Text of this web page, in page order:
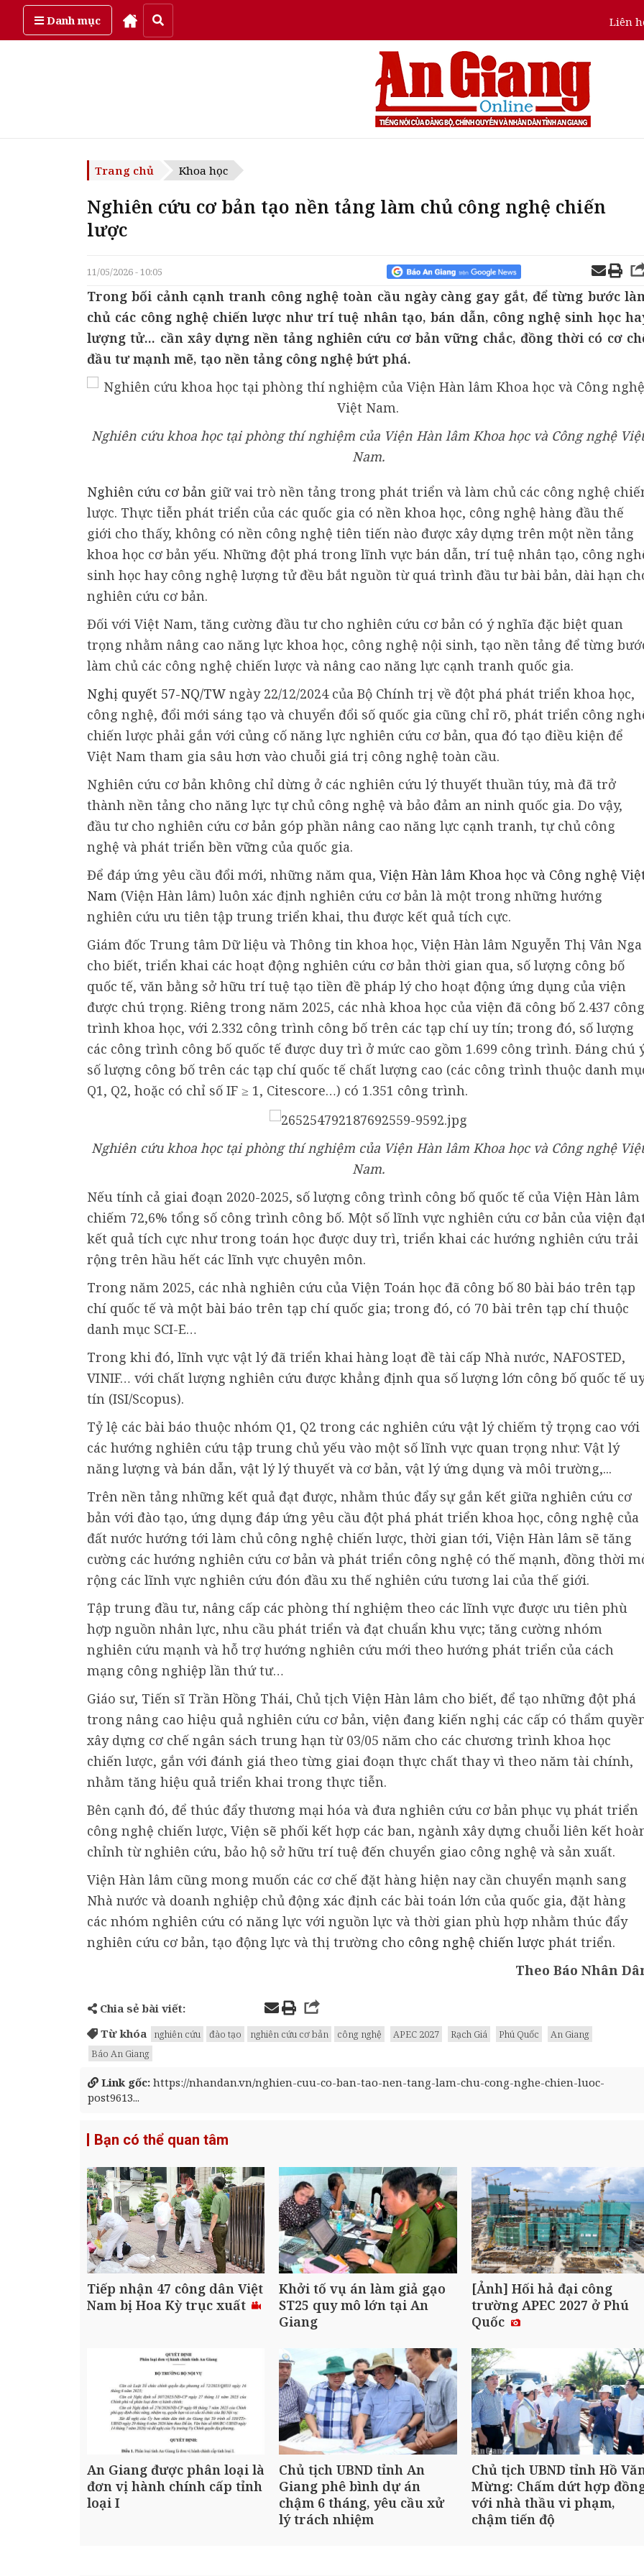
Danh mục Liên
Thứ sáu, ngày 7/08/2026
Trang chủ Khoa học
Nghiên cứu cơ bản tạo nền tảng làm chủ công nghệ chiến
lược
11/05/2026 - 10:05
Trong bối cảnh cạnh tranh công nghệ toàn cầu ngày càng gay gắt, để từng bước
chủ các công nghệ chiến lược như trí tuệ nhân tạo, bán dẫn, công nghệ sinh học
lượng tử... cần xây dựng nền tảng nghiên cứu cơ bản vững chắc, đồng thời có cơ
đầu tư mạnh mẽ, tạo nền tảng công nghệ bứt phá.
Nghiên cứu khoa học tại phòng thí nghiệm của Viện Hàn lâm Khoa học và Công nghệ Việt
Nam.
Nghiên cứu cơ bản giữ vai trò nền tảng trong phát triển và làm chủ các công nghệ
lược. Thực tiễn phát triển của các quốc gia có nền khoa học, công nghệ hàng đầu thế
giới cho thấy, không có nền công nghệ tiên tiến nào được xây dựng trên một nền tảng
khoa học cơ bản yếu. Những đột phá trong lĩnh vực bán dẫn, trí tuệ nhân tạo, công
sinh học hay công nghệ lượng tử đều bắt nguồn từ quá trình đầu tư bài bản, dài hạn
nghiên cứu cơ bản.
Đối với Việt Nam, tăng cường đầu tư cho nghiên cứu cơ bản có ý nghĩa đặc biệt quan
trọng nhằm nâng cao năng lực khoa học, công nghệ nội sinh, tạo nền tảng để từng
làm chủ các công nghệ chiến lược và nâng cao năng lực cạnh tranh quốc gia.
Nghị quyết 57-NQ/TW ngày 22/12/2024 của Bộ Chính trị về đột phá phát triển khoa học,
công nghệ, đổi mới sáng tạo và chuyển đổi số quốc gia cũng chỉ rõ, phát triển công
chiến lược phải gắn với củng cố năng lực nghiên cứu cơ bản, qua đó tạo điều kiện để
Việt Nam tham gia sâu hơn vào chuỗi giá trị công nghệ toàn cầu.
Nghiên cứu cơ bản không chỉ dừng ở các nghiên cứu lý thuyết thuần túy, mà đã trở
thành nền tảng cho năng lực tự chủ công nghệ và bảo đảm an ninh quốc gia. Do vậy,
đầu tư cho nghiên cứu cơ bản góp phần nâng cao năng lực cạnh tranh, tự chủ công
nghệ và phát triển bền vững của quốc gia.
Để đáp ứng yêu cầu đổi mới, những năm qua, Viện Hàn lâm Khoa học và Công nghệ
Nam (Viện Hàn lâm) luôn xác định nghiên cứu cơ bản là một trong những hướng
nghiên cứu ưu tiên tập trung triển khai, thu được kết quả tích cực.
Giám đốc Trung tâm Dữ liệu và Thông tin khoa học, Viện Hàn lâm Nguyễn Thị Vân Nga
cho biết, triển khai các hoạt động nghiên cứu cơ bản thời gian qua, số lượng công bố
quốc tế, văn bằng sở hữu trí tuệ tạo tiền đề pháp lý cho hoạt động ứng dụng của viện
được chú trọng. Riêng trong năm 2025, các nhà khoa học của viện đã công bố 2.437 công
trình khoa học, với 2.332 công trình công bố trên các tạp chí uy tín; trong đó, số lượng
các công trình công bố quốc tế được duy trì ở mức cao gồm 1.699 công trình. Đáng chú
số lượng công bố trên các tạp chí quốc tế chất lượng cao (các công trình thuộc danh
Q1, Q2, hoặc có chỉ số IF ≥ 1, Citescore…) có 1.351 công trình.
Nghiên cứu khoa học tại phòng thí nghiệm của Viện Hàn lâm Khoa học và Công nghệ Việt
Nam.
Nếu tính cả giai đoạn 2020-2025, số lượng công trình công bố quốc tế của Viện Hàn lâm
chiếm 72,6% tổng số công trình công bố. Một số lĩnh vực nghiên cứu cơ bản của viện
kết quả tích cực như trong toán học được duy trì, triển khai các hướng nghiên cứu trải
rộng trên hầu hết các lĩnh vực chuyên môn.
Trong năm 2025, các nhà nghiên cứu của Viện Toán học đã công bố 80 bài báo trên tạp
chí quốc tế và một bài báo trên tạp chí quốc gia; trong đó, có 70 bài trên tạp chí thuộc
danh mục SCI-E…
Trong khi đó, lĩnh vực vật lý đã triển khai hàng loạt đề tài cấp Nhà nước, NAFOSTED,
VINIF… với chất lượng nghiên cứu được khẳng định qua số lượng lớn công bố quốc tế
tín (ISI/Scopus).
Tỷ lệ các bài báo thuộc nhóm Q1, Q2 trong các nghiên cứu vật lý chiếm tỷ trọng cao với
các hướng nghiên cứu tập trung chủ yếu vào một số lĩnh vực quan trọng như: Vật lý
năng lượng và bán dẫn, vật lý lý thuyết và cơ bản, vật lý ứng dụng và môi trường,...
Trên nền tảng những kết quả đạt được, nhằm thúc đẩy sự gắn kết giữa nghiên cứu cơ
bản với đào tạo, ứng dụng đáp ứng yêu cầu đột phá phát triển khoa học, công nghệ của
đất nước hướng tới làm chủ công nghệ chiến lược, thời gian tới, Viện Hàn lâm sẽ tăng
cường các hướng nghiên cứu cơ bản và phát triển công nghệ có thế mạnh, đồng thời
rộng các lĩnh vực nghiên cứu đón đầu xu thế nghiên cứu tương lai của thế giới.
Tập trung đầu tư, nâng cấp các phòng thí nghiệm theo các lĩnh vực được ưu tiên phù
hợp nguồn nhân lực, nhu cầu phát triển và đạt chuẩn khu vực; tăng cường nhóm
nghiên cứu mạnh và hỗ trợ hướng nghiên cứu mới theo hướng phát triển của cách
mạng công nghiệp lần thứ tư…
Giáo sư, Tiến sĩ Trần Hồng Thái, Chủ tịch Viện Hàn lâm cho biết, để tạo những đột phá
trong nâng cao hiệu quả nghiên cứu cơ bản, viện đang kiến nghị các cấp có thẩm
xây dựng cơ chế ngân sách trung hạn từ 03/05 năm cho các chương trình khoa học
chiến lược, gắn với đánh giá theo từng giai đoạn thực chất thay vì theo năm tài chính,
nhằm tăng hiệu quả triển khai trong thực tiễn.
Bên cạnh đó, để thúc đẩy thương mại hóa và đưa nghiên cứu cơ bản phục vụ phát triển
công nghệ chiến lược, Viện sẽ phối kết hợp các ban, ngành xây dựng chuỗi liên kết
chỉnh từ nghiên cứu, bảo hộ sở hữu trí tuệ đến chuyển giao công nghệ và sản xuất.
Viện Hàn lâm cũng mong muốn các cơ chế đặt hàng hiện nay cần chuyển mạnh sang
Nhà nước và doanh nghiệp chủ động xác định các bài toán lớn của quốc gia, đặt hàng
các nhóm nghiên cứu có năng lực với nguồn lực và thời gian phù hợp nhằm thúc đẩy
nghiên cứu cơ bản, tạo động lực và thị trường cho công nghệ chiến lược phát triển.
Theo Báo Nhân
Chia sẻ bài viết:
Từ khóa
nghiên cứu đào tạo nghiên cứu cơ bản công nghệ APEC 2027 Rạch Giá Phú Quốc
An Giang
Báo An Giang
Link gốc: https://nhandan.vn/nghien-cuu-co-ban-tao-nen-tang-lam-chu-cong-nghe-chien-luoc-
post9613...
Bạn có thể quan tâm
Tiếp nhận 47 công dân Việt
Nam bị Hoa Kỳ trục xuất
Khởi tố vụ án làm giả gạo
ST25 quy mô lớn tại An
Giang
[Ảnh] Hối hả đại công
trường APEC 2027 ở Phú
Quốc
An Giang được phân loại là
đơn vị hành chính cấp tỉnh
loại I
Chủ tịch UBND tỉnh An
Giang phê bình dự án
chậm 6 tháng, yêu cầu xử
lý trách nhiệm
Chủ tịch UBND tỉnh Hồ
Mừng: Chấm dứt hợp
với nhà thầu vi phạm,
chậm tiến độ